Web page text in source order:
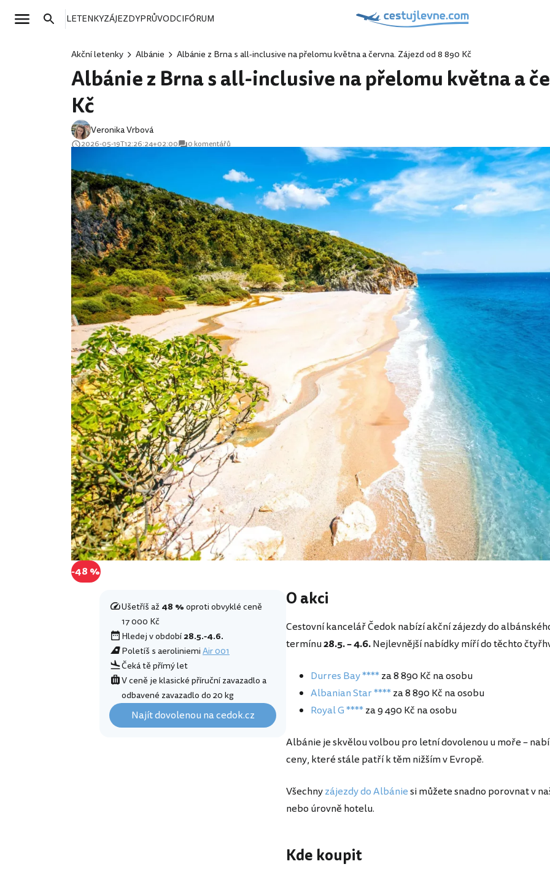
LETENKYZÁJEZDYPRŮVODCIFÓRUM
Akční letenky Albánie Albánie z Brna s all-inclusive na přelomu května a června. Zájezd od 8 890 Kč
Albánie z Brna s all-inclusive na přelomu května a
Kč
Veronika Vrbová
2026-05-19T12:26:24+02:00 0 komentářů
-48 %
Ušetříš až48 %oproti obvyklé ceně
17 000 Kč
Hledej v období28.5.-4.6.
Poletíš s aeroliniemiAir 001
Čeká tě přímý let
V ceně je klasické příruční zavazadlo a
odbavené zavazadlo do 20 kg
Najít dovolenou na cedok.cz
O akci
Cestovní kancelář Čedok nabízí akční zájezdy do
termínu28.5. – 4.6.Nejlevnější nabídky míří do těchto
Durres Bay ****za 8 890 Kč na osobu
Albanian Star ****za 8 890 Kč na osobu
Royal G ****za 9 490 Kč na osobu
Albánie je skvělou volbou pro letní dovolenou u moře –
ceny, které stále patří k těm nižším v Evropě.
Všechnyzájezdy do Albániesi můžete snadno porovnat v
nebo úrovně hotelu.
Kde koupit